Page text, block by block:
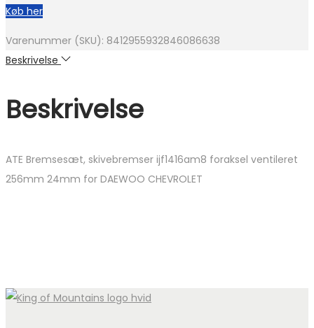
Køb her
Varenummer (SKU): 8412955932846086638
Beskrivelse
Beskrivelse
ATE Bremsesæt, skivebremser ijf1416am8 foraksel ventileret
256mm 24mm for DAEWOO CHEVROLET